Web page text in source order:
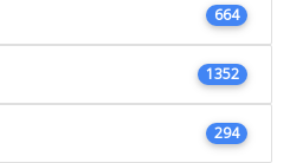
664
1352
294